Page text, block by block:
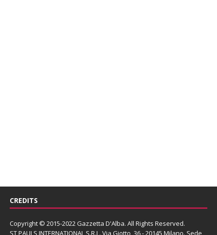
CREDITS
Copyright © 2015-2022 Gazzetta D'Alba. All Rights Reserved.
ST PAULS INTERNATIONAL S.R.L. Via Giotto, 36 - 20145 Milano. Sede